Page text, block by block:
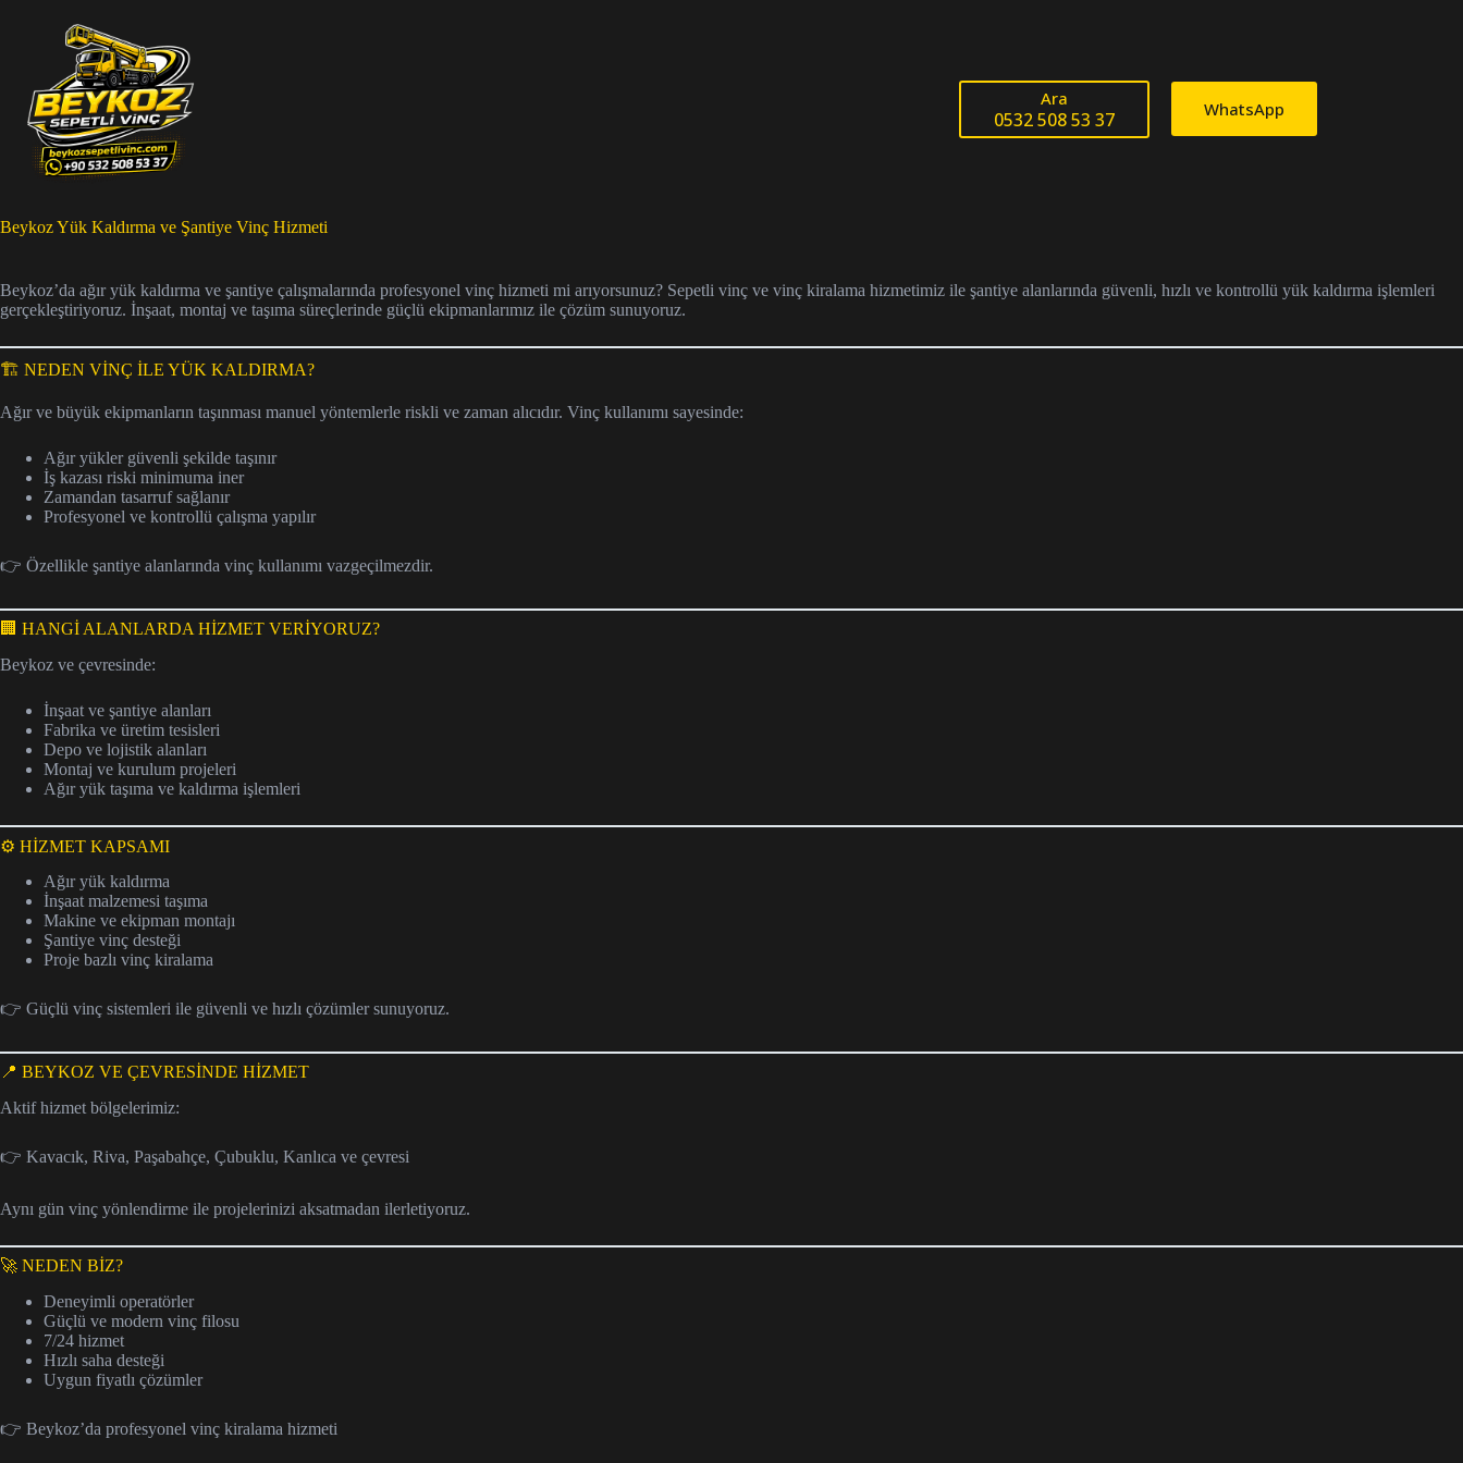
Ara
0532 508 53 37 WhatsApp
Beykoz Yük Kaldırma ve Şantiye Vinç Hizmeti
Beykoz’da ağır yük kaldırma ve şantiye çalışmalarında profesyonel vinç hizmeti mi arıyorsunuz? Sepetli vinç ve vinç kiralama hizmetimiz ile şantiye alanlarında güvenli, hızlı ve kontrollü yük kaldırma işlemleri
gerçekleştiriyoruz. İnşaat, montaj ve taşıma süreçlerinde güçlü ekipmanlarımız ile çözüm sunuyoruz.
🏗️ NEDEN VİNÇ İLE YÜK KALDIRMA?
Ağır ve büyük ekipmanların taşınması manuel yöntemlerle riskli ve zaman alıcıdır. Vinç kullanımı sayesinde:
Ağır yükler güvenli şekilde taşınır
İş kazası riski minimuma iner
Zamandan tasarruf sağlanır
Profesyonel ve kontrollü çalışma yapılır
👉 Özellikle şantiye alanlarında vinç kullanımı vazgeçilmezdir.
🏢 HANGİ ALANLARDA HİZMET VERİYORUZ?
Beykoz ve çevresinde:
İnşaat ve şantiye alanları
Fabrika ve üretim tesisleri
Depo ve lojistik alanları
Montaj ve kurulum projeleri
Ağır yük taşıma ve kaldırma işlemleri
⚙️ HİZMET KAPSAMI
Ağır yük kaldırma
İnşaat malzemesi taşıma
Makine ve ekipman montajı
Şantiye vinç desteği
Proje bazlı vinç kiralama
👉 Güçlü vinç sistemleri ile güvenli ve hızlı çözümler sunuyoruz.
📍 BEYKOZ VE ÇEVRESİNDE HİZMET
Aktif hizmet bölgelerimiz:
👉 Kavacık, Riva, Paşabahçe, Çubuklu, Kanlıca ve çevresi
Aynı gün vinç yönlendirme ile projelerinizi aksatmadan ilerletiyoruz.
🚀 NEDEN BİZ?
Deneyimli operatörler
Güçlü ve modern vinç filosu
7/24 hizmet
Hızlı saha desteği
Uygun fiyatlı çözümler
👉 Beykoz’da profesyonel vinç kiralama hizmeti